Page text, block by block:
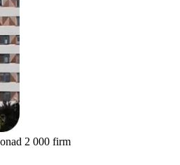
2 000 firm